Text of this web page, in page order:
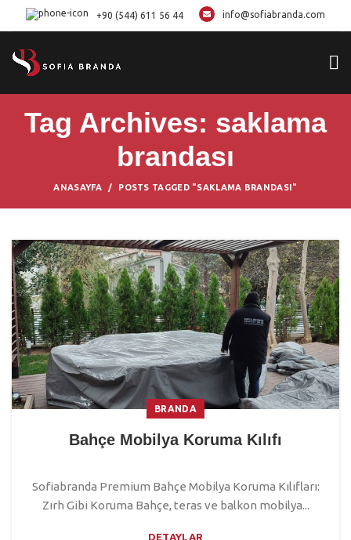
+90 (544) 611 56 44 info@sofiabranda.com
Tag Archives: saklama
brandası
ANASAYFA POSTS TAGGED "SAKLAMA BRANDASI"
BRANDA
Bahçe Mobilya Koruma Kılıfı
Sofiabranda Premium Bahçe Mobilya Koruma Kılıfları:
Zırh Gibi Koruma Bahçe, teras ve balkon mobilya...
DETAYLAR